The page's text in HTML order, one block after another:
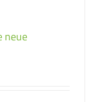
neue